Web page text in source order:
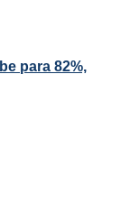
para 82%,